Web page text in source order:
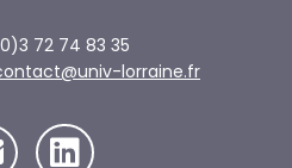
72 74 83 35
lorraine.fr